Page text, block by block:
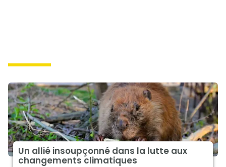
Un allié insoupçonné dans la lutte aux
changements climatiques